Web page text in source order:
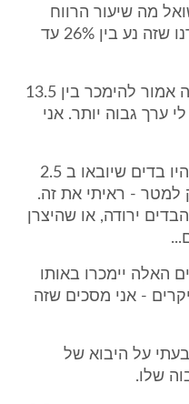
אתה שואל מה שיעור הרווח
הגולמי שקבעתי בשומה - דיברנו שזה נע בין 26% עד
אתה אומר שלפי דברי, הבד היה אמור להימכר בין 13.5
לי ערך גבוה יותר. אני
אתה אומר שמתוך הרישמונים היו בדים שיובאו ב 2.5
של 5,6, או 7 מרק למטר - ראיתי את זה.
ירודה, או שהיצרן
האלה יימכרו באותו
- אני מסכים שזה
על היבוא של